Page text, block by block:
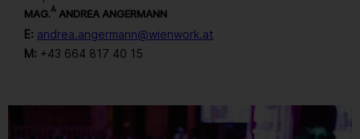
MAG.A ANDREA ANGERMANN
E: andrea.angermann@wienwork.at
M: +43 664 817 40 15